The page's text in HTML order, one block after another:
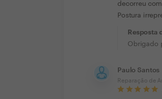
decorreu
Postura
Resposta
Obrigado
Paulo Santos
Reparação de